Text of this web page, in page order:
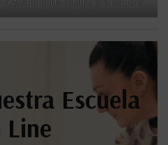
Escuela
Line